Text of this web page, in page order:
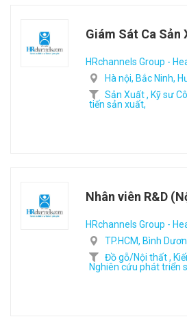
Giám Sát Ca Sản
HRchannels Group -
Hà nội, Bắc Ninh,
Sản Xuất , Kỹ sư
tiến sản xuất,
Nhân viên R&D
HRchannels Group -
TP.HCM, Bình
Đồ gỗ/Nội thất ,
Nghiên cứu phát triển